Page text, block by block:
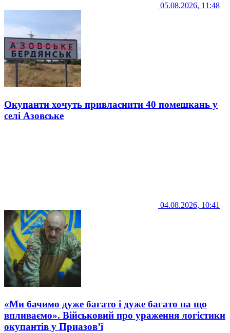
05.08.2026, 11:48
Окупанти хочуть привласнити 40 помешкань у
селі Азовське
04.08.2026, 10:41
«Ми бачимо дуже багато і дуже багато на що
впливаємо». Військовий про ураження логістики
окупантів у Приазов’ї